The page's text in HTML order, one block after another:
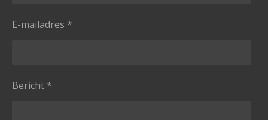
E-mailadres *
Bericht *